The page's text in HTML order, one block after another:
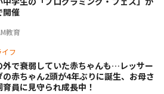
教育
開催
イフ
外で衰弱していた赤ちゃんも…レッサー
の赤ちゃん2頭が4年ぶりに誕生、お母さ
育員に見守られ成長中！